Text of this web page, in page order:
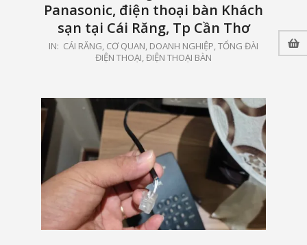
Panasonic, điện thoại bàn Khách
sạn tại Cái Răng, Tp Cần Thơ
2025-
IN: CÁI RĂNG, CƠ QUAN, DOANH NGHIỆP,TỔNG ĐÀI
ĐIỆN THOẠI, ĐIỆN THOẠI BÀN